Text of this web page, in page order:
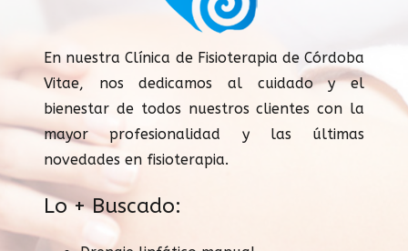
En nuestra Clínica de Fisioterapia de Córdoba
Vitae, nos dedicamos al cuidado y el
bienestar de todos nuestros clientes con la
mayor profesionalidad y las últimas
novedades en fisioterapia.
Lo + Buscado: